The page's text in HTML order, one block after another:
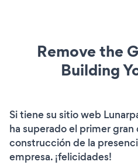
Remove the
Building
Si tiene su sitio web
ha superado el primer gran
construcción de la
empresa. ¡felicidades!